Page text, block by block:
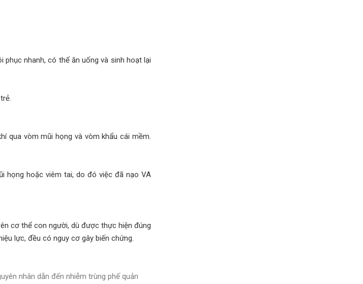
phục nhanh, có thể ăn uống và sinh hoạt lại
qua vòm mũi họng và vòm khẩu cái mềm.
họng hoặc viêm tai, do đó việc đã nạo VA
cơ thể con người, dù được thực hiện đúng
lực, đều có nguy cơ gây biến chứng.
nhân dẫn đến nhiễm trùng phế quản